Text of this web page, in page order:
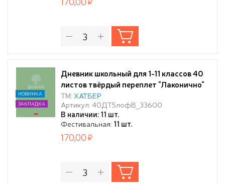
Дневник школьный для 1-11 классов 40
листов твёрдый переплет "Лаконично"
А5ф запечат. форзац ламинация
СОФТ ТАЧ 3D фольга
ТМ: ХАТБЕР
Артикул: 40ДТ5лофВ_33600
В наличии: 11 шт.
Фестивальная: 11 шт.
НОВИНКА
ЗАКЛАДКА
170,00